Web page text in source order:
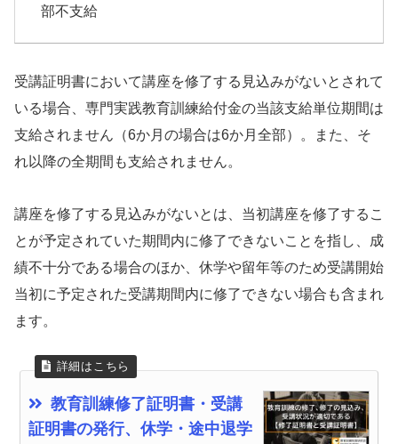
部不支給
受講証明書において講座を修了する見込みがないとされて
いる場合、専門実践教育訓練給付金の当該支給単位期間は
支給されません（6か月の場合は6か月全部）。また、そ
れ以降の全期間も支給されません。
講座を修了する見込みがないとは、当初講座を修了するこ
とが予定されていた期間内に修了できないことを指し、成
績不十分である場合のほか、休学や留年等のため受講開始
当初に予定された受講期間内に修了できない場合も含まれ
ます。
教育訓練修了証明書・受講
証明書の発行、休学・途中退学